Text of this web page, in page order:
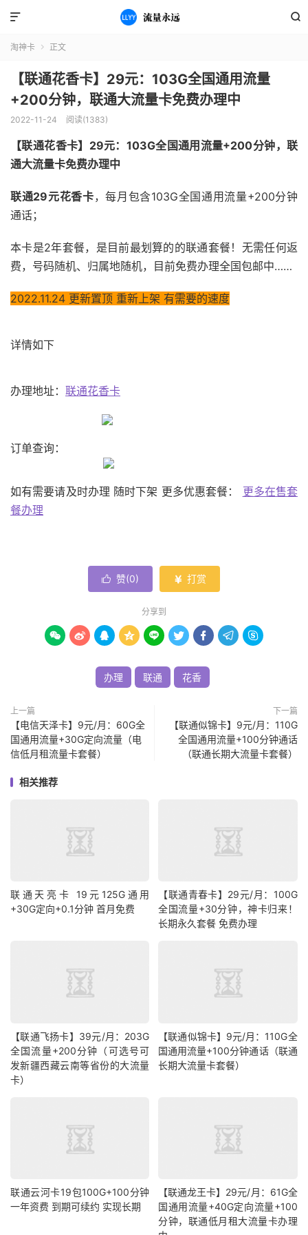


淘神卡  正文
【联通花香卡】29元：103G全国通用流量
+200分钟，联通大流量卡免费办理中
2022-11-24 阅读(1383)
【联通花香卡】29元：103G全国通用流量+200分钟，联
通大流量卡免费办理中
联通29元花香卡，每月包含103G全国通用流量+200分钟
通话；
本卡是2年套餐，是目前最划算的的联通套餐！无需任何返
费，号码随机、归属地随机，目前免费办理全国包邮中……
2022.11.24 更新置顶 重新上架 有需要的速度
详情如下
办理地址： 联通花香卡
订单查询：
如有需要请及时办理 随时下架 更多优惠套餐： 更多在售套
餐办理
 赞(0)  打赏
分享到
        
办理 联通 花香
上一篇
【电信天泽卡】9元/月：60G全
国通用流量+30G定向流量（电
信低月租流量卡套餐）
下一篇
【联通似锦卡】9元/月：110G
全国通用流量+100分钟通话
（联通长期大流量卡套餐）
相关推荐
联通天亮卡 19元125G通用
+30G定向+0.1分钟 首月免费
【联通青春卡】29元/月：100G
全国流量+30分钟，神卡归来！
长期永久套餐 免费办理
【联通飞扬卡】39元/月：203G
全国流量+200分钟（可选号可
发新疆西藏云南等省份的大流量
卡）
【联通似锦卡】9元/月：110G全
国通用流量+100分钟通话（联通
长期大流量卡套餐）
联通云河卡19包100G+100分钟
一年资费 到期可续约 实现长期
【联通龙王卡】29元/月：61G全
国通用流量+40G定向流量+100
分钟，联通低月租大流量卡办理